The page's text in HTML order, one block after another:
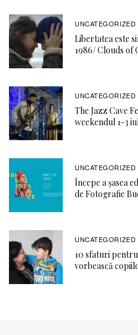
UNCATEGORIZED
Libertatea este
1986/ Clouds of
UNCATEGORIZED
The Jazz Cave
weekendul 1-3
UNCATEGORIZED
Începe a șasea
de Fotografie
UNCATEGORIZED
10 sfaturi
vorbească